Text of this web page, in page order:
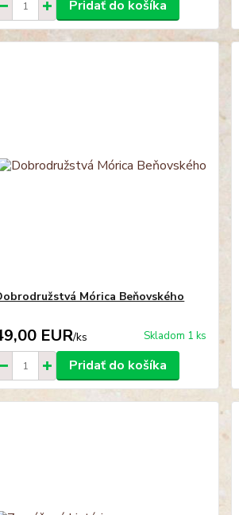
Pridať do košíka
Mórica Beňovského
EUR/ks Skladom 1 ks
Pridať do košíka